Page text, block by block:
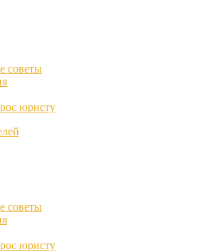
советы
юристу
советы
юристу